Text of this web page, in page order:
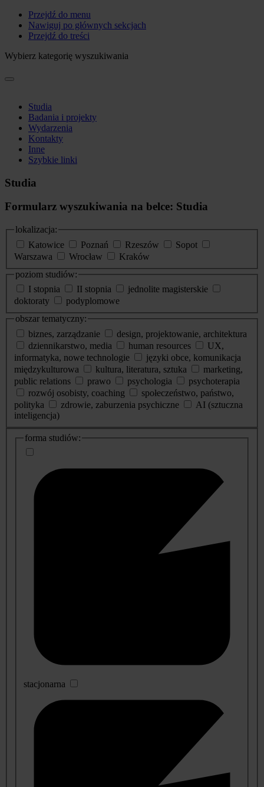
Przejdź do menu
Nawiguj po głównych sekcjach
Przejdź do treści
Wybierz kategorię wyszukiwania
Studia
Badania i projekty
Wydarzenia
Kontakty
Inne
Szybkie linki
Studia
Formularz wyszukiwania na belce: Studia
lokalizacja:
Katowice
Poznań Rzeszów
Sopot
Warszawa
Wrocław
Kraków
poziom studiów:
I stopnia
II stopnia
jednolite magisterskie
doktoraty
podyplomowe
obszar tematyczny:
biznes, zarządzanie
design, projektowanie, architektura
dziennikarstwo, media
human resources
UX,
informatyka, nowe technologie
języki obce, komunikacja
międzykulturowa
kultura, literatura, sztuka
marketing,
public relations
prawo psychologia
psychoterapia
rozwój osobisty, coaching
społeczeństwo, państwo,
polityka
zdrowie, zaburzenia psychiczne
AI (sztuczna
inteligencja)
dodatkowe
informacje
forma studiów:
stacjonarna